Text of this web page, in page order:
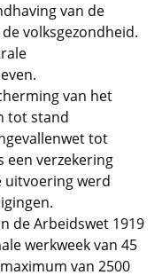
van de
volksgezondheid.
van het
tot stand
tot
een verzekering
uitvoering werd
de Arbeidswet 1919
werkweek van 45
van 2500